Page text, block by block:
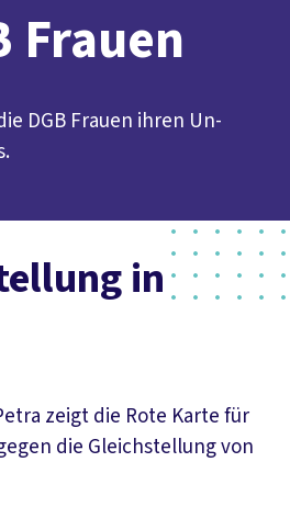
Frauen
DGB Frauen ihren Un-
in
zeigt die Rote Karte für
die Gleichstellung von